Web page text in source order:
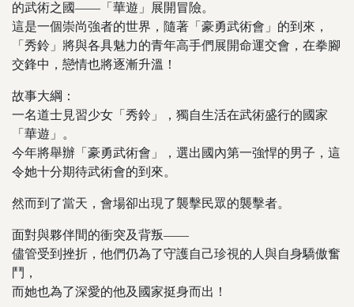
的武術之國——「華遊」展開冒險。
這是一個崇尚強者的世界，隨著「豪勇武術會」的到來，
「秀鈴」將與各具魅力的青年高手們展開命運交會，在拳腳
交鋒中，戀情也將逐漸升溫！
故事大綱：
一名道士見習少女「秀鈴」，獨自生活在武術盛行的國家
「華遊」。
今年將舉辦「豪勇武術會」，選出國內第一強悍的男子，這
令她十分期待武術會的到來。
然而到了當天，會場卻出現了襲擊民眾的襲擊者。
面對與夥伴間的衝突及背叛——
儘管受到挫折，他們仍為了守護自己珍視的人與自身驕傲奮
鬥，
而她也為了深愛的他及國家挺身而出！